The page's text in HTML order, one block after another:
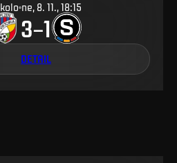
kolo ne, 8. 11., 18:15
3–1
DETAIL